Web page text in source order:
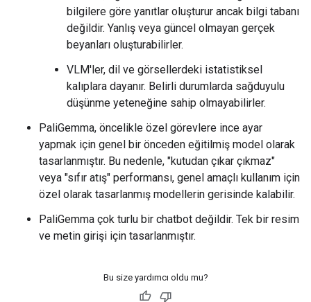
bilgilere göre yanıtlar oluşturur ancak bilgi tabanı
değildir. Yanlış veya güncel olmayan gerçek
beyanları oluşturabilirler.
VLM'ler, dil ve görsellerdeki istatistiksel
kalıplara dayanır. Belirli durumlarda sağduyulu
düşünme yeteneğine sahip olmayabilirler.
PaliGemma, öncelikle özel görevlere ince ayar
yapmak için genel bir önceden eğitilmiş model olarak
tasarlanmıştır. Bu nedenle, "kutudan çıkar çıkmaz"
veya "sıfır atış" performansı, genel amaçlı kullanım için
özel olarak tasarlanmış modellerin gerisinde kalabilir.
PaliGemma çok turlu bir chatbot değildir. Tek bir resim
ve metin girişi için tasarlanmıştır.
Bu size yardımcı oldu mu?